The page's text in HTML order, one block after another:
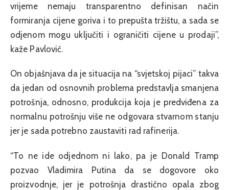
vrijeme nemaju transparentno definisan način
formiranja cijene goriva i to prepušta tržištu, a sada se
odjenom mogu uključiti i ograničiti cijene u prodaji”,
kaže Pavlović.
On objašnjava da je situacija na “svjetskoj pijaci” takva
da jedan od osnovnih problema predstavlja smanjena
potrošnja, odnosno, produkcija koja je predviđena za
normalnu potrošnju više ne odgovara stvarnom stanju
jer je sada potrebno zaustaviti rad rafinerija.
“To ne ide odjednom ni lako, pa je Donald Tramp
pozvao Vladimira Putina da se dogovore oko
proizvodnje, jer je potrošnja drastično opala zbog